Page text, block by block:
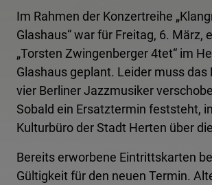
Im Rahmen der Konzertreihe
Glashaus“ war für Freitag, 6. März,
„Torsten Zwingenberger 4tet“ im
Glashaus geplant. Leider muss das
vier Berliner Jazzmusiker
Sobald ein Ersatztermin feststeht,
Kulturbüro der Stadt Herten über
Bereits erworbene Eintrittskarten
Gültigkeit für den neuen Termin.